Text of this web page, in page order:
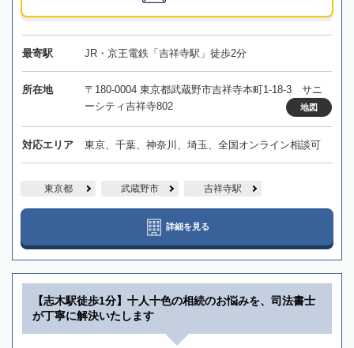
最寄駅 JR・京王電鉄「吉祥寺駅」徒歩2分
所在地
〒180-0004 東京都武蔵野市吉祥寺本町1-18-3 サニ
ーシティ吉祥寺802
地図
対応エリア 東京、千葉、神奈川、埼玉、全国オンライン相談可
東京都 武蔵野市 吉祥寺駅
詳細を見る
【志木駅徒歩1分】十人十色の相続のお悩みを、司法書士
が丁寧に解決いたします